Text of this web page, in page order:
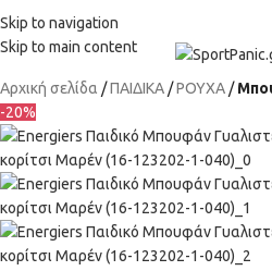
Skip to navigation
Skip to main content
+302315115372
Αρχική σελίδα ΠΑΙΔΙΚΑ ΡΟΥΧΑ
-20%